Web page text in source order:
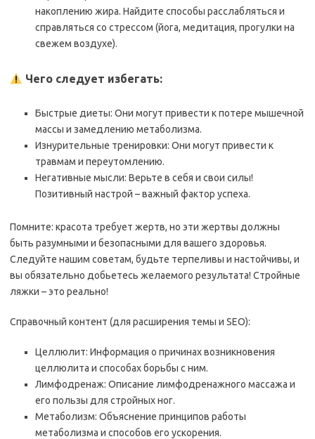
накоплению жира. Найдите способы расслабляться и
справляться со стрессом (йога, медитация, прогулки на
свежем воздухе).
Чего следует избегать:
Быстрые диеты: Они могут привести к потере мышечной
массы и замедлению метаболизма.
Изнурительные тренировки: Они могут привести к
травмам и переутомлению.
Негативные мысли: Верьте в себя и свои силы!
Позитивный настрой – важный фактор успеха.
Помните: красота требует жертв, но эти жертвы должны
быть разумными и безопасными для вашего здоровья.
Следуйте нашим советам, будьте терпеливы и настойчивы, и
вы обязательно добьетесь желаемого результата! Стройные
ляжки – это реально!
Справочный контент (для расширения темы и SEO):
Целлюлит: Информация о причинах возникновения
целлюлита и способах борьбы с ним.
Лимфодренаж: Описание лимфодренажного массажа и
его пользы для стройных ног.
Метаболизм: Объяснение принципов работы
метаболизма и способов его ускорения.